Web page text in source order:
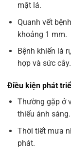
mặt lá.
Quanh vết
khoảng 1 mm.
Bệnh khiến lá
hợp và sức cây.
Điều kiện phát
Thường gặp ở
thiếu ánh sáng.
Thời tiết mưa
phát.